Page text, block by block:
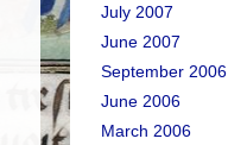
July 2007
June 2007
September 2006
June 2006
March 2006